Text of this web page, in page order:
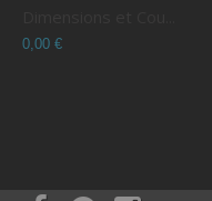
0,00 €